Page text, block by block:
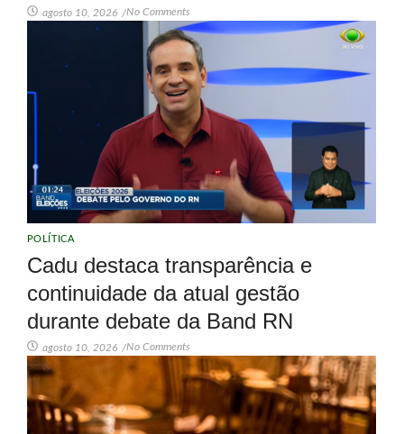
agosto 10, 2026 /No Comments
POLÍTICA
Cadu destaca transparência e
continuidade da atual gestão
durante debate da Band RN
agosto 10, 2026 /No Comments